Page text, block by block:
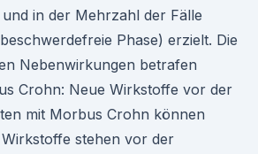
in der Mehrzahl der Fälle
Phase) erzielt. Die
Nebenwirkungen betrafen
Crohn: Neue Wirkstoffe vor der
mit Morbus Crohn können
stehen vor der